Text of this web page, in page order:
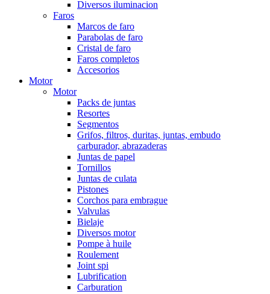
Diversos iluminacion
Faros
Marcos de faro
Parabolas de faro
Cristal de faro
Faros completos
Accesorios
Motor
Motor
Packs de juntas
Resortes
Segmentos
Grifos, filtros, duritas, juntas, embudo
carburador, abrazaderas
Juntas de papel
Tornillos
Juntas de culata
Pistones
Corchos para embrague
Valvulas
Bielaje
Diversos motor
Pompe à huile
Roulement
Joint spi
Lubrification
Carburation